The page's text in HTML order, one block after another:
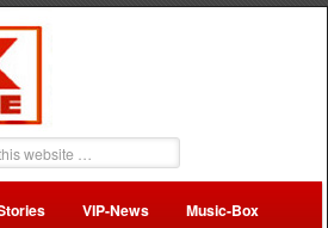
VIP-News Music-Box